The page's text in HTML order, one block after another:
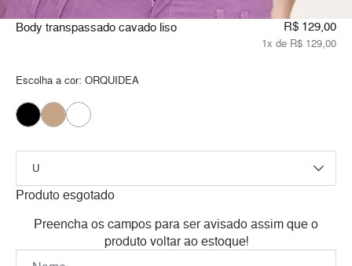
Body transpassado cavado liso R$ 129,00
1x de R$ 129,00
Escolha a cor: ORQUIDEA
Produto esgotado
Preencha os campos para ser avisado assim que o
produto voltar ao estoque!